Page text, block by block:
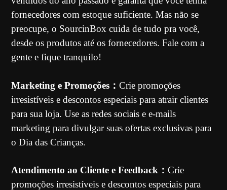
fornecedores com estoque suficiente. Mas não se
preocupe, o SourcinBox cuida de tudo pra você,
desde os produtos até os fornecedores. Fale com a
gente e fique tranquilo!
Marketing e Promoções：Crie promoções
irresistíveis e descontos especiais para atrair clientes
para sua loja. Use as redes sociais e e-mails
marketing para divulgar suas ofertas exclusivas para
o Dia das Crianças.
Atendimento ao Cliente e Feedback：Crie
promoções irresistíveis e descontos especiais para